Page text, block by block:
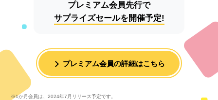
プレミアム会員先行で
サプライズセールを開催予定!
プレミアム会員の詳細はこちら
1か月会員は、2024年7月リリース予定です。